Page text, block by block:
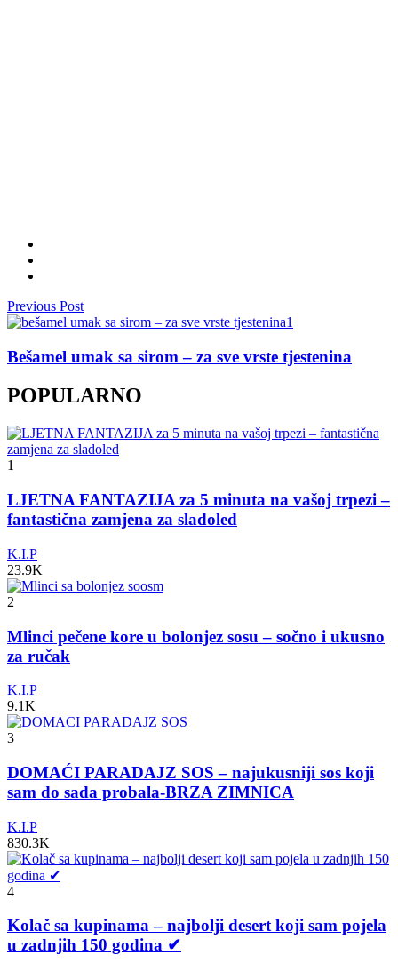
Previous Post
Bešamel umak sa sirom – za sve vrste tjestenina
POPULARNO
1
LJETNA FANTAZIJA za 5 minuta na vašoj trpezi –
fantastična zamjena za sladoled
K.I.P
23.9K
2
Mlinci pečene kore u bolonjez sosu – sočno i ukusno
za ručak
K.I.P
9.1K
3
DOMAĆI PARADAJZ SOS – najukusniji sos koji
sam do sada probala-BRZA ZIMNICA
K.I.P
830.3K
4
Kolač sa kupinama – najbolji desert koji sam pojela
u zadnjih 150 godina ✔